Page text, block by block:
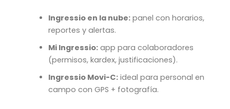
Ingressio en la nube:panel con horarios,
reportes y alertas.
Mi Ingressio:app para colaboradores
(permisos, kardex, justificaciones).
Ingressio Movi-C:ideal para personal en
campo con GPS + fotografía.